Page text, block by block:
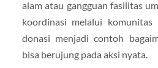
alam atau gangguan fasilitas
koordinasi melalui komunitas
donasi menjadi contoh
bisa berujung pada aksi nyata.